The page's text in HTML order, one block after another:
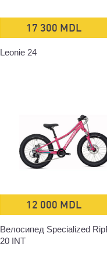
17 300 MDL
Leonie 24
12 000 MDL
Велосипед Specialized
20 INT